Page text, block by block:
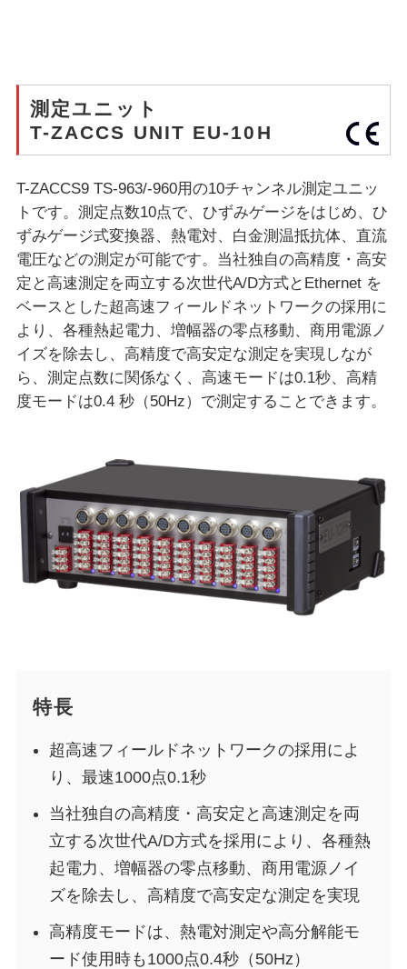
測定ユニット
T-ZACCS UNIT EU-10H
T-ZACCS9 TS-963/-960用の10チャンネル測定ユニッ
トです。測定点数10点で、ひずみゲージをはじめ、ひ
ずみゲージ式変換器、熱電対、白金測温抵抗体、直流
電圧などの測定が可能です。当社独自の高精度・高安
定と高速測定を両立する次世代A/D方式とEthernet を
ベースとした超高速フィールドネットワークの採用に
より、各種熱起電力、増幅器の零点移動、商用電源ノ
イズを除去し、高精度で高安定な測定を実現しなが
ら、測定点数に関係なく、高速モードは0.1秒、高精
度モードは0.4 秒（50Hz）で測定することできます。
特長
超高速フィールドネットワークの採用によ
り、最速1000点0.1秒
当社独自の高精度・高安定と高速測定を両
立する次世代A/D方式を採用により、各種熱
起電力、増幅器の零点移動、商用電源ノイ
ズを除去し、高精度で高安定な測定を実現
高精度モードは、熱電対測定や高分解能モ
ード使用時も1000点0.4秒（50Hz）